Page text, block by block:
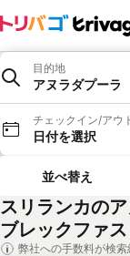
目的地
アヌラダプーラ
チェックイン/アウ
日付を選択
並べ替え
スリランカの
ブレックファ
弊社への手数料が検